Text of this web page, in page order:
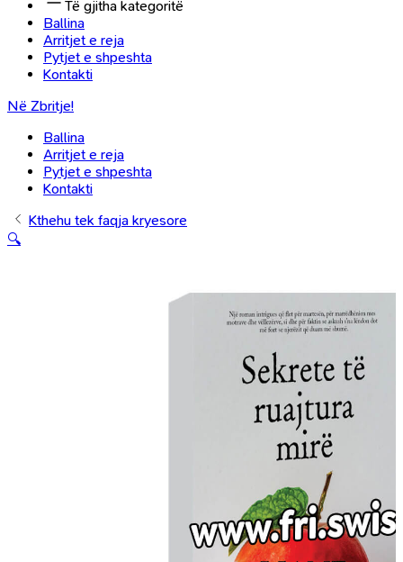
Të gjitha kategoritë
Ballina
Arritjet e reja
Pytjet e shpeshta
Kontakti
Në Zbritje!
Ballina
Arritjet e reja
Pytjet e shpeshta
Kontakti
Kthehu tek faqja kryesore
🔍